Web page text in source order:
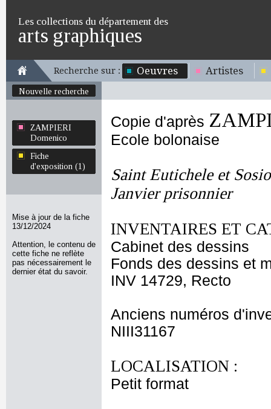
Les collections du département des
arts graphiques
Recherche sur : Oeuvres Artistes
Nouvelle recherche
ZAMPIERI
Domenico
Fiche
d'exposition (1)
Mise à jour de la fiche
13/12/2024
Attention, le contenu de
cette fiche ne reflète
pas nécessairement le
dernier état du savoir.
Copie d'après
Ecole bolonaise
Saint Eutichele et
Janvier prisonnier
INVENTAIRES ET
Cabinet des dessins
Fonds des dessins et
INV 14729, Recto
Anciens numéros
NIII31167
LOCALISATION :
Petit format